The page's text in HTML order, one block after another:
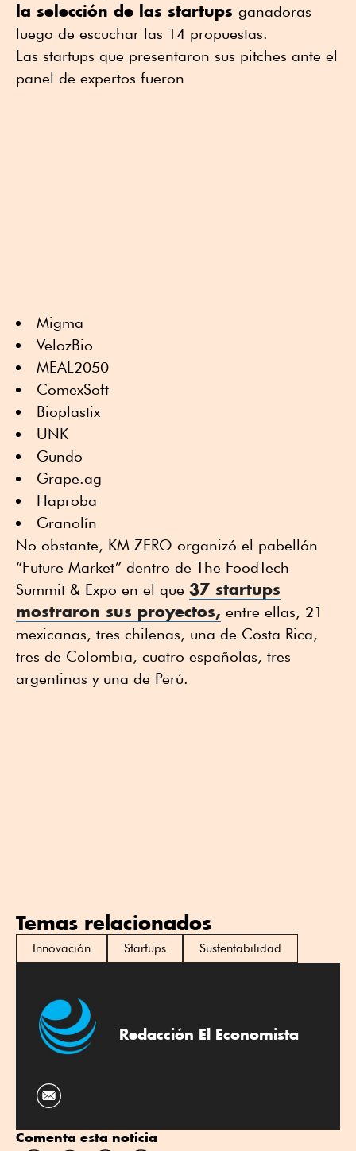
la selección de las startups ganadoras
luego de escuchar las 14 propuestas.
Las startups que presentaron sus pitches ante el
panel de expertos fueron
Migma
VelozBio
MEAL2050
ComexSoft
Bioplastix
UNK
Gundo
Grape.ag
Haproba
Granolín
No obstante, KM ZERO organizó el pabellón
“Future Market” dentro de The FoodTech
Summit & Expo en el que 37 startups
mostraron sus proyectos, entre ellas, 21
mexicanas, tres chilenas, una de Costa Rica,
tres de Colombia, cuatro españolas, tres
argentinas y una de Perú.
Temas relacionados
Innovación Startups Sustentabilidad
Redacción El Economista
Comenta esta noticia